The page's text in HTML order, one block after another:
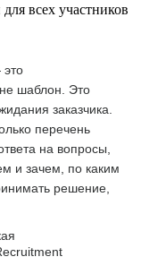
всех участников
шаблон. Это
заказчика.
перечень
на вопросы,
и зачем, по каким
решение,